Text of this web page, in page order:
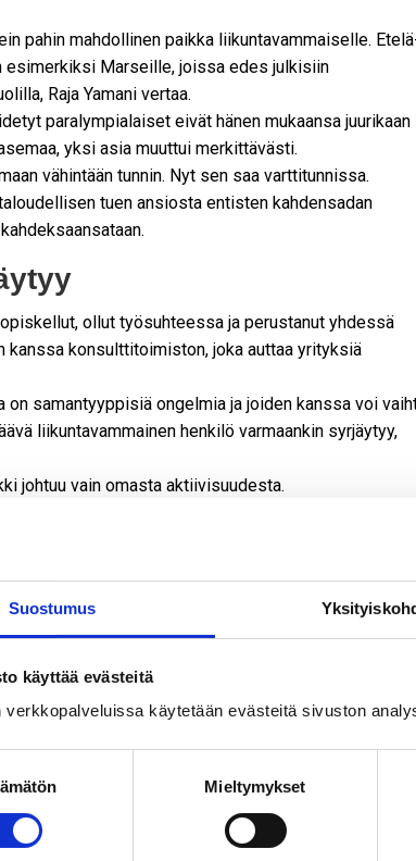
Suostumus
käyttää evästeitä
verkkopalveluissa käytetään evästeitä sivuston
Mieltymykset
pahin mahdollinen paikka liikuntavammaiselle.
esimerkiksi Marseille, joissa edes julkisiin
Raja Yamani vertaa.
paralympialaiset eivät hänen mukaansa juurikaan
yksi asia muuttui merkittävästi.
vähintään tunnin. Nyt sen saa varttitunnissa.
tuen ansiosta entisten kahdensadan
ollut työsuhteessa ja perustanut yhdessä
kanssa konsulttitoimiston, joka auttaa yrityksiä
on samantyyppisiä ongelmia ja joiden kanssa voi
liikuntavammainen henkilö varmaankin syrjäytyy,
johtuu vain omasta aktiivisuudesta.
liikunta- ja aistivammaisten erityiskouluun. Olemme
yhteyttä ja tästä on muodostunut tärkeä verkosto
taidemaalari Toulouse-Lautrecin nimeä kantavan
on käänteinen inklusiivisuus. Käytännössä tämä
tarpeisiin suunniteltu koulu vastaanottaa
pitää sopeutua erityisryhmien tarpeisiin.
asteelta lukioon jatkuvaa opetusta on mahdollista
kaksivuotisella ammattikorkeakoulututkinnolla.
pääsee, mutta tuoliin ei
sitten muuttamaan uuteen esteettömään asuntoon,
kaksioon olikin vaikeaa päästä.